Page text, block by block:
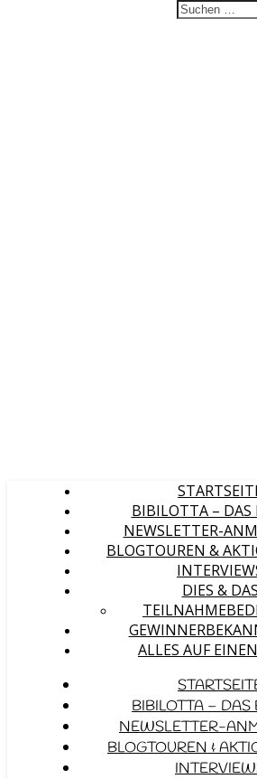
BIBILOTTA – DAS
NEWSLETTER-
BLOGTOUREN &
DIES & DAS
ALLES AUF
BIBILOTTA – DAS
NEWSLETTER-
BLOGTOUREN &